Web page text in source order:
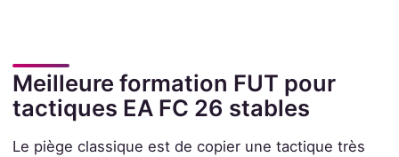
Meilleure formation FUT pour
tactiques EA FC 26 stables
Le piège classique est de copier une tactique très